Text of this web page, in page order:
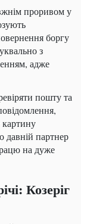
проривом у
боргу
з
адже
пошту та
картину
партнер
на дуже
Козеріг